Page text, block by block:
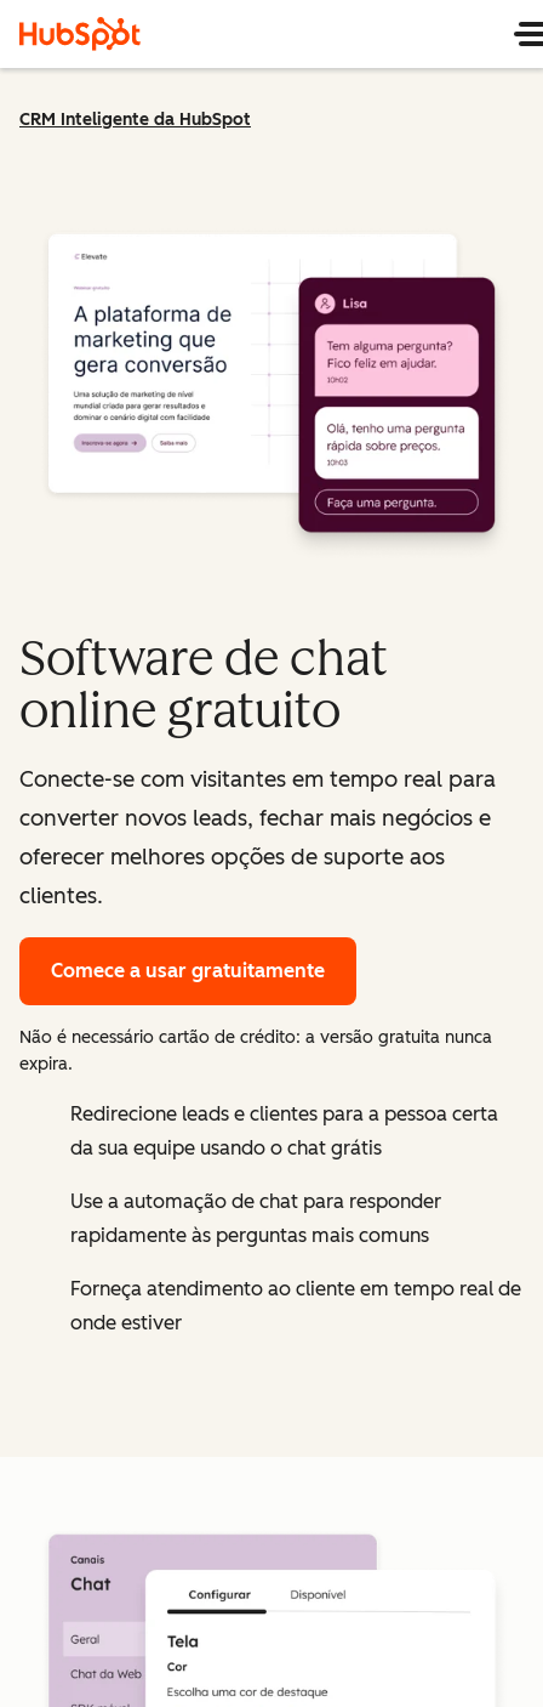
CRM Inteligente da HubSpot
Software de chat
online gratuito
Conecte-se com visitantes em tempo real para
converter novos leads, fechar mais negócios e
oferecer melhores opções de suporte aos
clientes.
Comece a usar gratuitamente
Não é necessário cartão de crédito: a versão gratuita nunca
expira.
Redirecione leads e clientes para a pessoa certa
da sua equipe usando o chat grátis
Use a automação de chat para responder
rapidamente às perguntas mais comuns
Forneça atendimento ao cliente em tempo real de
onde estiver